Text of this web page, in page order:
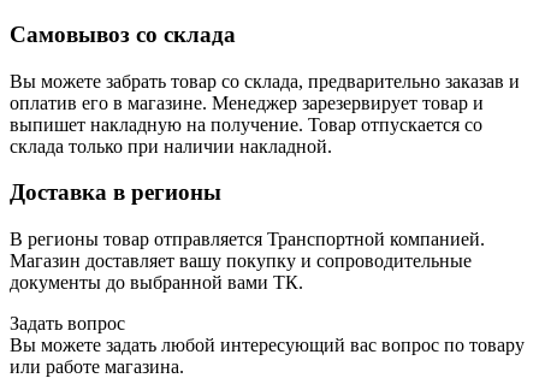
Самовывоз со склада
Вы можете забрать товар со склада, предварительно заказав и
оплатив его в магазине. Менеджер зарезервирует товар и
выпишет накладную на получение. Товар отпускается со
склада только при наличии накладной.
Доставка в регионы
В регионы товар отправляется Транспортной компанией.
Магазин доставляет вашу покупку и сопроводительные
документы до выбранной вами ТК.
Задать вопрос
Вы можете задать любой интересующий вас вопрос по товару
или работе магазина.